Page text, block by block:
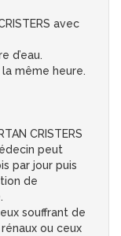
avec
d’eau.
même heure.
CRISTERS
peut
par jour puis
de
souffrant de
ou ceux